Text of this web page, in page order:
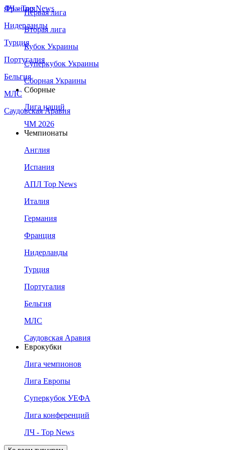
Франция
Нидерланды
Турция
Португалия
Бельгия
МЛС
Саудовская Аравия
ЛЧ - Top News
Первая лига
Вторая лига
Кубок Украины
Суперкубок Украины
Сборная Украины
Сборные
Лига наций
ЧМ 2026
Чемпионаты
Англия
Испания
АПЛ Top News
Италия
Германия
Франция
Нидерланды
Турция
Португалия
Бельгия
МЛС
Саудовская Аравия
Еврокубки
Лига чемпионов
Лига Европы
Суперкубок УЕФА
Лига конференций
ЛЧ - Top News